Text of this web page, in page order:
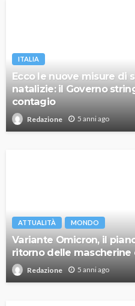
ITALIA
Ecco le nuove misure di
natalizie: il Governo
contagio
Redazione 5 anni ago
ATTUALITÀ MONDO
Variante Omicron, il
ritorno delle mascherine
Redazione 5 anni ago